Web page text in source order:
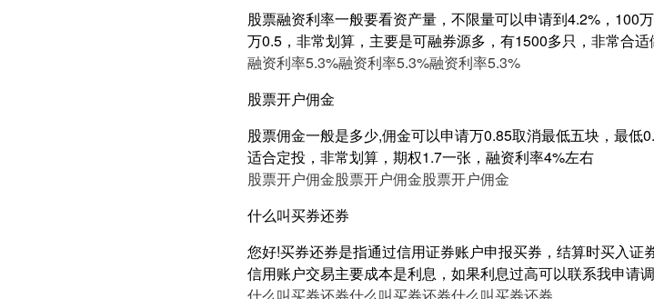
股票融资利率一般要看资产量，不限量可以申请到4.2%，100
万0.5，非常划算，主要是可融券源多，有1500多只，非常合适
融资利率5.3%融资利率5.3%融资利率5.3%
股票开户佣金
股票佣金一般是多少,佣金可以申请万0.85取消最低五块，最低
适合定投，非常划算，期权1.7一张，融资利率4%左右
股票开户佣金股票开户佣金股票开户佣金
什么叫买券还券
您好!买券还券是指通过信用证券账户申报买券，结算时买入证
信用账户交易主要成本是利息，如果利息过高可以联系我申请
什么叫买券还券什么叫买券还券什么叫买券还券